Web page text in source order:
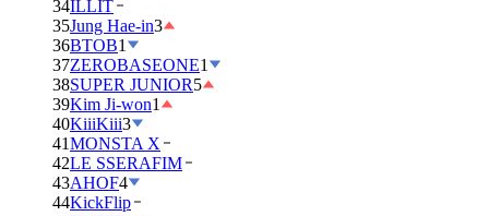
34ILLIT
35Jung Hae-in3
36BTOB1
37ZEROBASEONE1
38SUPER JUNIOR5
39Kim Ji-won1
40KiiiKiii3
41MONSTA X
42LE SSERAFIM
43AHOF4
44KickFlip